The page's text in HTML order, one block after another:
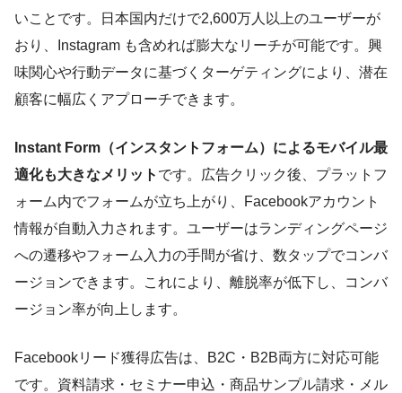
いことです。日本国内だけで2,600万人以上のユーザーが
おり、Instagram も含めれば膨大なリーチが可能です。興
味関心や行動データに基づくターゲティングにより、潜在
顧客に幅広くアプローチできます。
Instant Form（インスタントフォーム）によるモバイル最
適化も大きなメリット です。広告クリック後、プラットフ
ォーム内でフォームが立ち上がり、Facebookアカウント
情報が自動入力されます。ユーザーはランディングページ
への遷移やフォーム入力の手間が省け、数タップでコンバ
ージョンできます。これにより、離脱率が低下し、コンバ
ージョン率が向上します。
Facebookリード獲得広告は、B2C・B2B両方に対応可能
です。資料請求・セミナー申込・商品サンプル請求・メル